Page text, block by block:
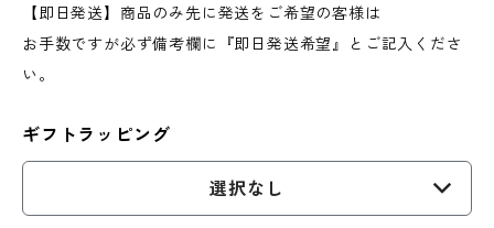
【即日発送】商品のみ先に発送をご希望の客様は
お手数ですが必ず備考欄に『即日発送希望』とご記入くださ
い。
ギフトラッピング
選択なし